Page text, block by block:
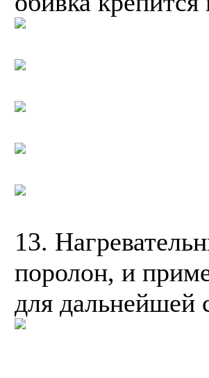
13.
поролон, и
для дальнейшей